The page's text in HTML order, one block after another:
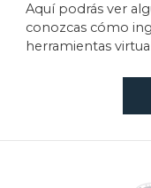
Aquí podrás ver
conozcas cómo
herramientas